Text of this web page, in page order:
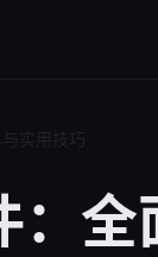
全